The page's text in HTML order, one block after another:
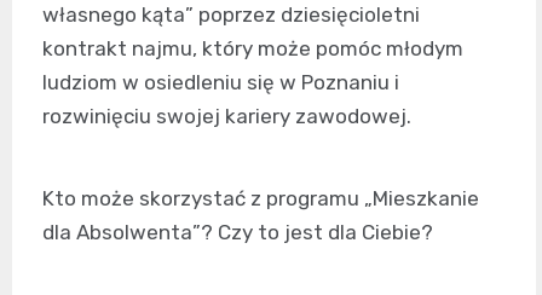
własnego kąta” poprzez dziesięcioletni
kontrakt najmu, który może pomóc młodym
ludziom w osiedleniu się w Poznaniu i
rozwinięciu swojej kariery zawodowej.
Kto może skorzystać z programu „Mieszkanie
dla Absolwenta”? Czy to jest dla Ciebie?